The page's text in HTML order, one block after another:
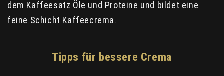
dem Kaffeesatz Öle und Proteine ​​und bildet eine
feine Schicht Kaffeecrema.
Tipps für bessere Crema